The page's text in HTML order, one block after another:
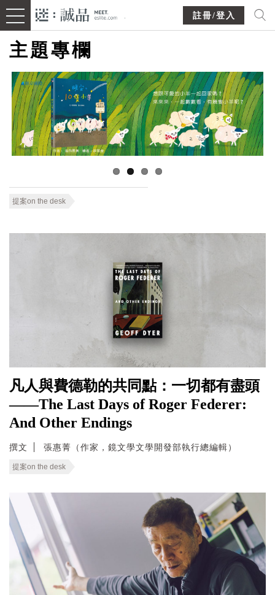
註冊/登入
主題專欄
提案on the desk
凡人與費德勒的共同點：一切都有盡頭
——The Last Days of Roger Federer:
And Other Endings
撰文 張惠菁（作家，鏡文學文學開發部執行總編輯）
提案on the desk